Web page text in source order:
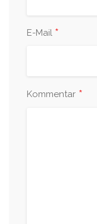
E-Mail *
Kommentar *